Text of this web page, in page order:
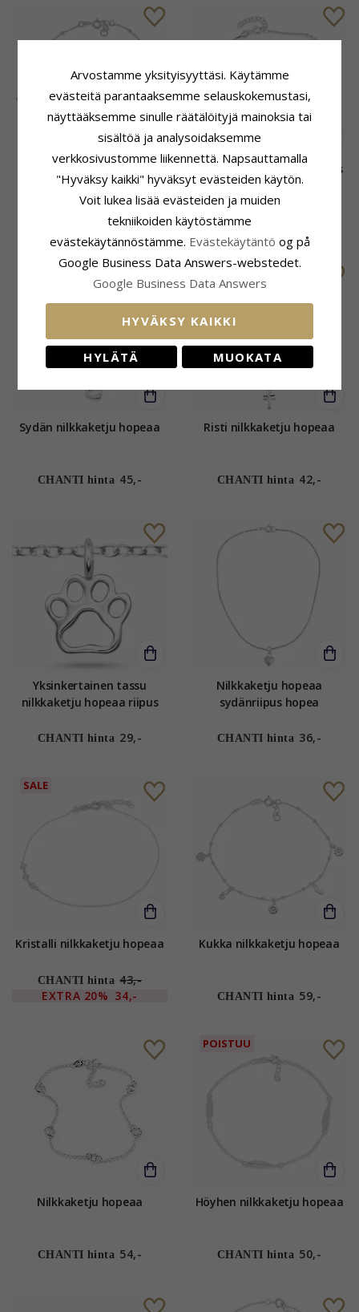
nilkkaketju hopeaa
CHANTI hinta 51,-
Nilkkaketju hopeaa 24 plus
3 cm x 2,5 mm
CHANTI hinta
Sydän nilkkaketju hopeaa
CHANTI hinta 45,-
Risti nilkkaketju hopeaa
CHANTI hinta 42,-
Yksinkertainen tassu
nilkkaketju hopeaa riipus
CHANTI hinta 29,-
Nilkkaketju hopeaa
sydänriipus hopea
CHANTI hinta 36,-
SALE
Kristalli nilkkaketju hopeaa
CHANTI hinta 43,-
EXTRA 20% 34,-
Kukka nilkkaketju hopeaa
CHANTI hinta 59,-
Nilkkaketju hopeaa
CHANTI hinta 54,-
POISTUU
Höyhen nilkkaketju hopeaa
CHANTI hinta 50,-
Arvostamme yksityisyyttäsi. Käytämme
evästeitä parantaaksemme selauskokemustasi,
näyttääksemme sinulle räätälöityjä mainoksia tai
sisältöä ja analysoidaksemme
verkkosivustomme liikennettä. Napsauttamalla
"Hyväksy kaikki" hyväksyt evästeiden käytön.
Voit lukea lisää evästeiden ja muiden
tekniikoiden käytöstämme
evästekäytännöstämme. Evästekäytäntö og på
Google Business Data Answers-webstedet.
Google Business Data Answers
HYVÄKSY KAIKKI
HYLÄTÄ MUOKATA